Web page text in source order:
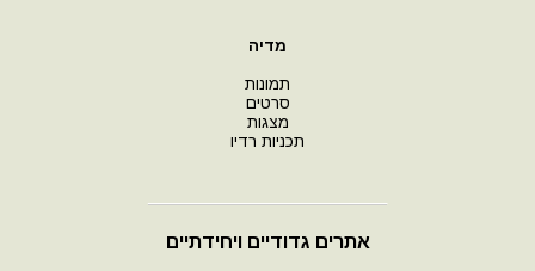
מדיה
תמונות
סרטים
מצגות
תכניות רדיו
אתרים גדודיים ויחידתיים